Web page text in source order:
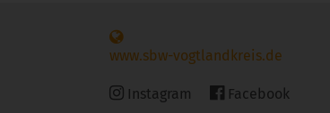
www.sbw-vogtlandkreis.de
Instagram Facebook